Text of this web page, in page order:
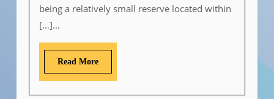
being a relatively small reserve located within
[…]...
Read More